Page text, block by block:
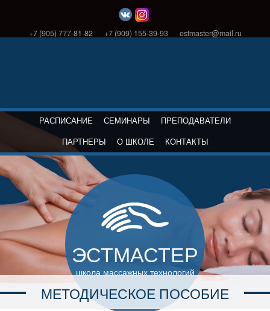
+7 (905) 777-81-82 +7 (909) 155-39-93 estmaster@mail.ru
РАСПИСАНИЕ СЕМИНАРЫ ПРЕПОДАВАТЕЛИ
ЭСТМАСТЕР
школа массажных технологий
ПАРТНЕРЫ О ШКОЛЕ КОНТАКТЫ
МЕТОДИЧЕСКОЕ ПОСОБИЕ